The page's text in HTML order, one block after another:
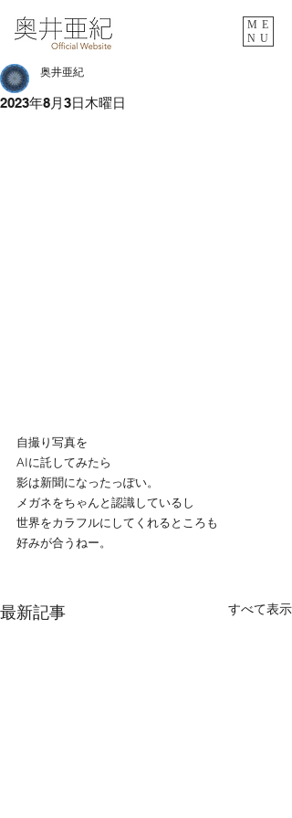
ME
NU
2023年8月3日木曜日
奥井亜紀
自撮り写真を
AIに託してみたら
影は新聞になったっぽい。
メガネをちゃんと認識しているし
世界をカラフルにしてくれるところも
好みが合うねー。
最新記事 すべて表示